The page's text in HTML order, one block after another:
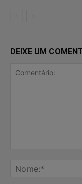
DEIXE UM